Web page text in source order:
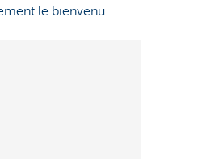
le bienvenu.